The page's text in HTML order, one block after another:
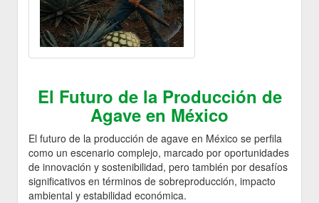
El Futuro de la Producción de
Agave en México
El futuro de la producción de agave en México se perfila
como un escenario complejo, marcado por oportunidades
de innovación y sostenibilidad, pero también por desafíos
significativos en términos de sobreproducción, impacto
ambiental y estabilidad económica.